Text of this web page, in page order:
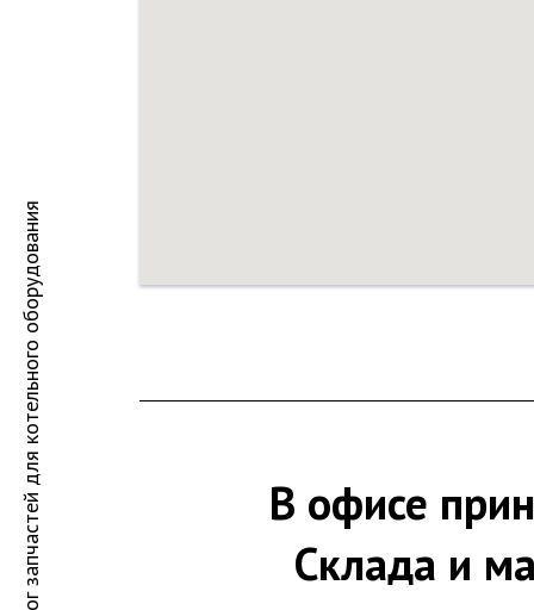
Каталог запчастей для котельного оборудования В офисе
Склада и